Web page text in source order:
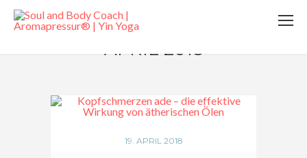
APRIL 2018
19. APRIL 2018